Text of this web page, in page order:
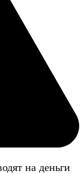
на деньги